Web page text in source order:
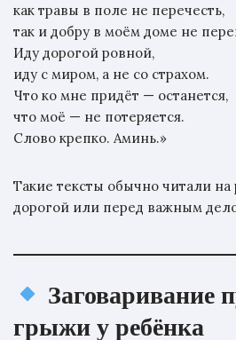
как травы в поле не перечесть,
так и добру в моём доме не
Иду дорогой ровной,
иду с миром, а не со страхом.
Что ко мне придёт — останется,
что моё — не потеряется.
Слово крепко. Аминь.»
Такие тексты обычно читали на
дорогой или перед важным
Заговаривание
грыжи у ребёнка